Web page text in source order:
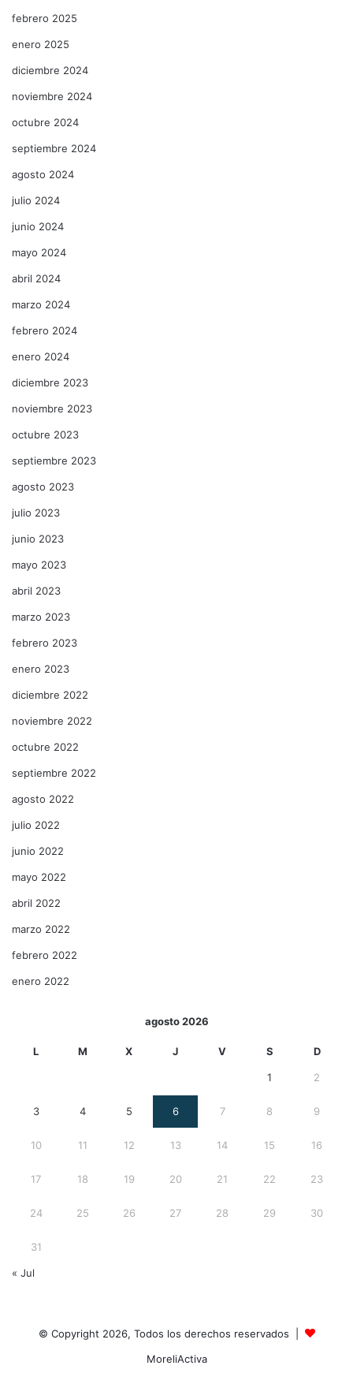
febrero 2025
enero 2025
diciembre 2024
noviembre 2024
octubre 2024
septiembre 2024
agosto 2024
julio 2024
junio 2024
mayo 2024
abril 2024
marzo 2024
febrero 2024
enero 2024
diciembre 2023
noviembre 2023
octubre 2023
septiembre 2023
agosto 2023
julio 2023
junio 2023
mayo 2023
abril 2023
marzo 2023
febrero 2023
enero 2023
diciembre 2022
noviembre 2022
octubre 2022
septiembre 2022
agosto 2022
julio 2022
junio 2022
mayo 2022
abril 2022
marzo 2022
febrero 2022
enero 2022
agosto 2026
L M X J V S D
1 2
3 4 5 6 7 8 9
10 11 12 13 14 15 16
17 18 19 20 21 22 23
24 25 26 27 28 29 30
31
« Jul
© Copyright 2026, Todos los derechos reservados |
MoreliActiva